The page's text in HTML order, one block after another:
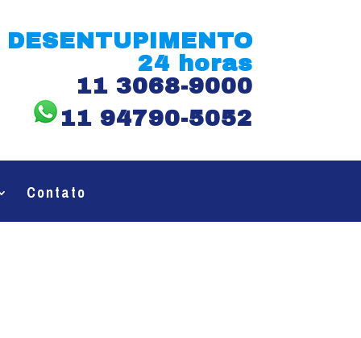
DESENTUPIMENTO
24 horas
11 3068-9000
11 94790-5052
Contato